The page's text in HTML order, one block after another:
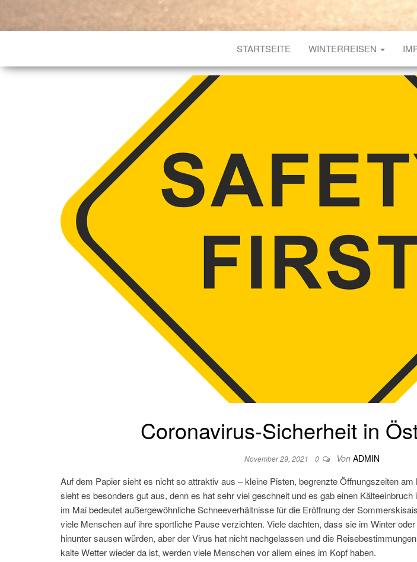
STARTSEITE WINTERREISEN
Coronavirus-Sicherheit in
November 29, 2021 0 Von ADMIN
Auf dem Papier sieht es nicht so attraktiv aus – kleine Pisten, begrenzte Öffnungszeiten
sieht es besonders gut aus, denn es hat sehr viel geschneit und es gab einen
im Mai bedeutet außergewöhnliche Schneeverhältnisse für die Eröffnung der
viele Menschen auf ihre sportliche Pause verzichten. Viele dachten, dass sie im Winter
hinunter sausen würden, aber der Virus hat nicht nachgelassen und die
kalte Wetter wieder da ist, werden viele Menschen vor allem eines im Kopf haben.